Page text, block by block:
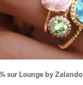
sur Lounge by Zalando